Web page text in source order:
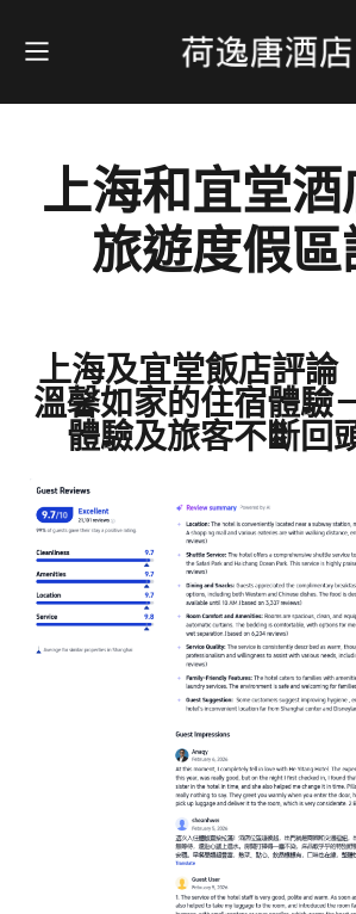
上海和宜堂
旅遊度假區
上海及宜堂飯店評論
溫馨如家的住宿體驗
體驗及旅客不斷回